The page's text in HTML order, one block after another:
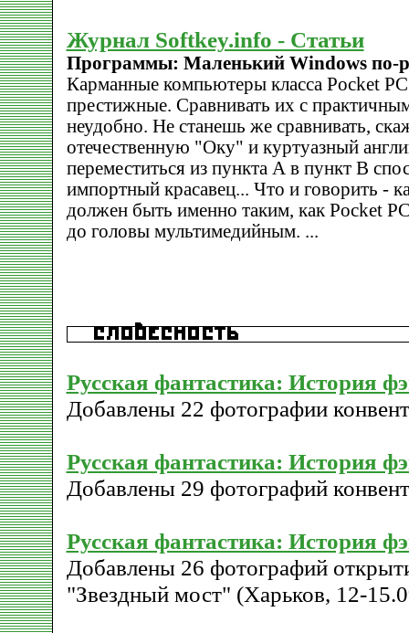
Журнал Softkey.info - Статьи
Программы: Маленький Windows по-
Карманные компьютеры класса Pocket
престижные. Сравнивать их с
неудобно. Не станешь же сравнивать,
отечественную "Оку" и куртуазный
переместиться из пункта А в пункт В
импортный красавец... Что и говорить -
должен быть именно таким, как Pocket
до головы мультимедийным. ...
Русская фантастика: История
Добавлены 22 фотографии
Русская фантастика: История
Добавлены 29 фотографий
Русская фантастика: История
Добавлены 26 фотографий
"Звездный мост" (Харьков, 12-